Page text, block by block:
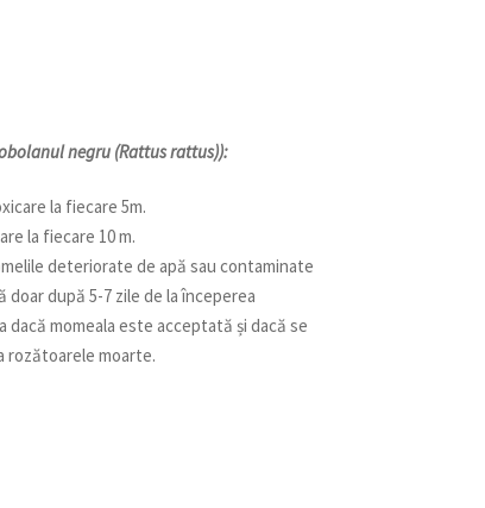
negru (Rattus rattus)):
la fiecare 5m.
la fiecare 10 m.
deteriorate de apă sau contaminate
după 5-7 zile de la începerea
momeala este acceptată și dacă se
rozătoarele moarte.